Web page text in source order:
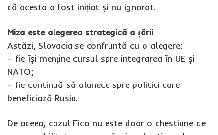
că acesta a fost inițiat și nu ignorat.
Miza este alegerea strategică a țării
Astăzi, Slovacia se confruntă cu o alegere:
– fie își menține cursul spre integrarea în UE și
NATO;
– fie continuă să alunece spre politici care
beneficiază Rusia.
De aceea, cazul Fico nu este doar o chestiune de